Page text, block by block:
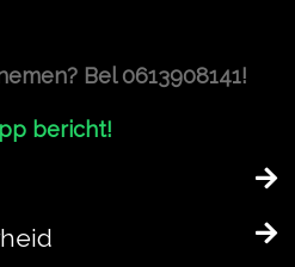
Bel 0613908141!
bericht!